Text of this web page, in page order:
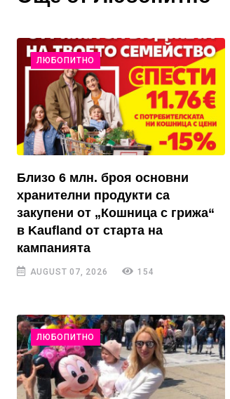
ЛЮБОПИТНО
Близо 6 млн. броя основни
хранителни продукти са
закупени от „Кошница с грижа“
в Kaufland от старта на
кампанията
AUGUST 07, 2026 154
ЛЮБОПИТНО